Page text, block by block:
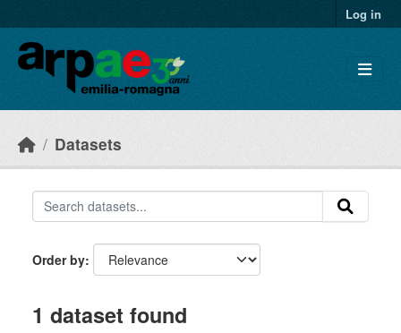
Log in
Datasets
Order by
1 dataset found